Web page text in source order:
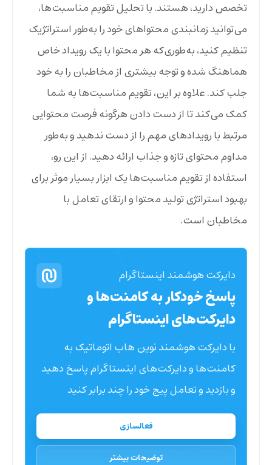
تخصص دارید، هستند. با تحلیل تقویم مناسبت‌ها،
می‌توانید زمانبندی محتواهای خود را به‌طور استراتژیک
تنظیم کنید، به‌طوری‌که هر محتوا با یک رویداد خاص
هماهنگ شده و توجه بیشتری از مخاطبان را به خود
جلب کند. علاوه بر این، تقویم مناسبت‌ها به شما
کمک می‌کند تا از دست دادن هرگونه فرصت محتوایی
مرتبط با رویدادهای مهم را از دست ندهید و به‌طور
مداوم محتوای تازه و جذاب ارائه دهید. از این رو،
استفاده از تقویم مناسبت‌ها یک ابزار بسیار موثر برای
بهبود استراتژی تولید محتوا و ارتقای تعامل با
مخاطبان است.
دایرکت هوشمند اینستاگرام
پاسخ خودکار به کامنت‌ها و
دایرکت‌های اینستاگرام
با دایرکت هوشمند نوین هاب اتوماتیک به
کامنت‌ها و دایرکت‌های اینستاگرام پاسخ دهید
و بازدید و تعامل پیج خود را چند برابر کنید
فعالسازی
توضیحات بیشتر